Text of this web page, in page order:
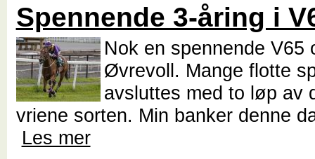
Spennende 3-åring i
Nok en spennende V65
Øvrevoll. Mange flotte
avsluttes med to løp av
vriene sorten. Min banker denne
Les mer